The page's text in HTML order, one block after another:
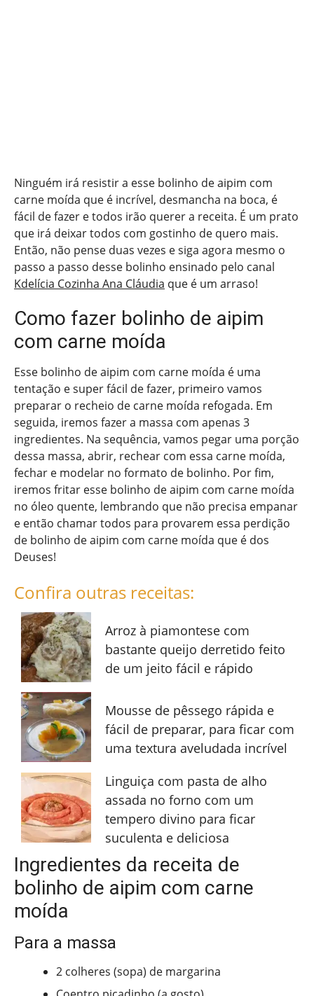
Ninguém irá resistir a esse bolinho de aipim com
carne moída que é incrível, desmancha na boca, é
fácil de fazer e todos irão querer a receita. É um prato
que irá deixar todos com gostinho de quero mais.
Então, não pense duas vezes e siga agora mesmo o
passo a passo desse bolinho ensinado pelo canal
Kdelícia Cozinha Ana Cláudia que é um arraso!
Como fazer bolinho de aipim
com carne moída
Esse bolinho de aipim com carne moída é uma
tentação e super fácil de fazer, primeiro vamos
preparar o recheio de carne moída refogada. Em
seguida, iremos fazer a massa com apenas 3
ingredientes. Na sequência, vamos pegar uma porção
dessa massa, abrir, rechear com essa carne moída,
fechar e modelar no formato de bolinho. Por fim,
iremos fritar esse bolinho de aipim com carne moída
no óleo quente, lembrando que não precisa empanar
e então chamar todos para provarem essa perdição
de bolinho de aipim com carne moída que é dos
Deuses!
Confira outras receitas:
Arroz à piamontese com
bastante queijo derretido feito
de um jeito fácil e rápido
Mousse de pêssego rápida e
fácil de preparar, para ficar com
uma textura aveludada incrível
Linguiça com pasta de alho
assada no forno com um
tempero divino para ficar
suculenta e deliciosa
Ingredientes da receita de
bolinho de aipim com carne
moída
Para a massa
2 colheres (sopa) de margarina